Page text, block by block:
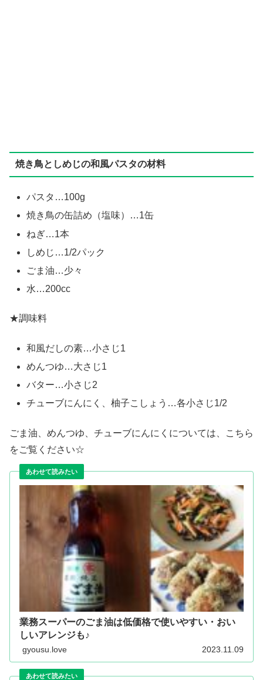
焼き鳥としめじの和風パスタの材料
パスタ…100g
焼き鳥の缶詰め（塩味）…1缶
ねぎ…1本
しめじ…1/2パック
ごま油…少々
水…200cc
★調味料
和風だしの素…小さじ1
めんつゆ…大さじ1
バター…小さじ2
チューブにんにく、柚子こしょう…各小さじ1/2
ごま油、めんつゆ、チューブにんにくについては、こちら
をご覧ください☆
業務スーパーのごま油は低価格で使いやすい・おい
しいアレンジも♪
gyousu.love 2023.11.09